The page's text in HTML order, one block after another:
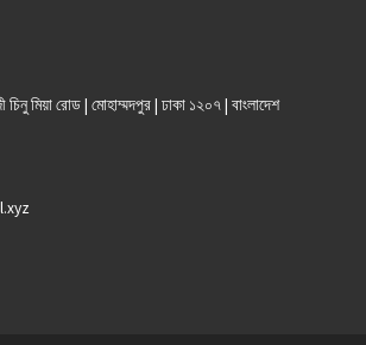
মিয়া রোড | মোহাম্মদপুর | ঢাকা ১২০৭ | বাংলাদেশ